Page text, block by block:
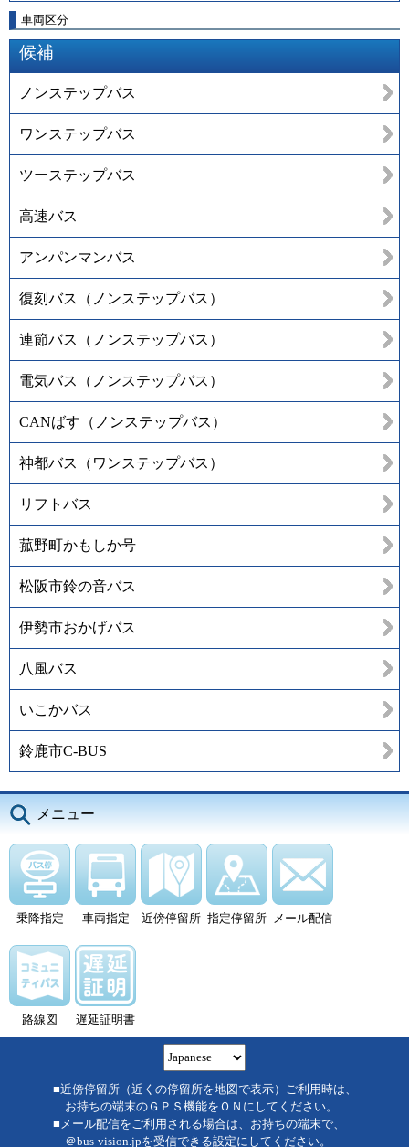
車両区分
候補
ノンステップバス
ワンステップバス
ツーステップバス
高速バス
アンパンマンバス
復刻バス（ノンステップバス）
連節バス（ノンステップバス）
電気バス（ノンステップバス）
CANばす（ノンステップバス）
神都バス（ワンステップバス）
リフトバス
菰野町かもしか号
松阪市鈴の音バス
伊勢市おかげバス
八風バス
いこかバス
鈴鹿市C-BUS
メニュー
乗降指定 車両指定 近傍停留所 指定停留所 メール配信
路線図 遅延証明書
■近傍停留所（近くの停留所を地図で表示）ご利用時は、
お持ちの端末のＧＰＳ機能をＯＮにしてください。
■メール配信をご利用される場合は、お持ちの端末で、
＠bus-vision.jpを受信できる設定にしてください。